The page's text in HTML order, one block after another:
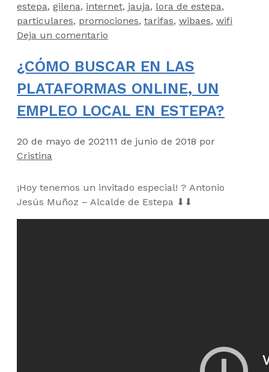
estepa, gilena, internet, jauja, lora de estepa,
particulares, promociones, tarifas, wibaes, wifi
Deja un comentario
¿CÓMO BUSCAR EN LAS
PLATAFORMAS ONLINE, UN
EMPLEO LOCAL EN ESTEPA?
20 de mayo de 202111 de junio de 2018 por
Cristina
¡Hoy tenemos un invitado especial! ? Antonio
Jesús Muñoz – Alcalde de Estepa ⬇ ⬇